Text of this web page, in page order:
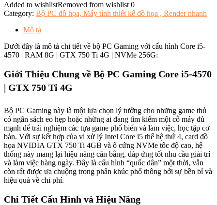
Added to wishlistRemoved from wishlist 0
Category: Bộ PC đồ họa, Máy tính thiết kế đồ họa , Render nhanh
Mô tả
Dưới đây là mô tả chi tiết về bộ PC Gaming với cấu hình Core i5-
4570 | RAM 8G | GTX 750 Ti 4G | NVMe 256G:
Giới Thiệu Chung về Bộ PC Gaming Core i5-4570
| GTX 750 Ti 4G
Bộ PC Gaming này là một lựa chọn lý tưởng cho những game thủ
có ngân sách eo hẹp hoặc những ai đang tìm kiếm một cỗ máy đủ
mạnh để trải nghiệm các tựa game phổ biến và làm việc, học tập cơ
bản. Với sự kết hợp của vi xử lý Intel Core i5 thế hệ thứ 4, card đồ
họa NVIDIA GTX 750 Ti 4GB và ổ cứng NVMe tốc độ cao, hệ
thống này mang lại hiệu năng cân bằng, đáp ứng tốt nhu cầu giải trí
và làm việc hàng ngày. Đây là cấu hình “quốc dân” một thời, vẫn
còn rất được ưa chuộng trong phân khúc phổ thông bởi sự bền bỉ và
hiệu quả về chi phí.
Chi Tiết Cấu Hình và Hiệu Năng